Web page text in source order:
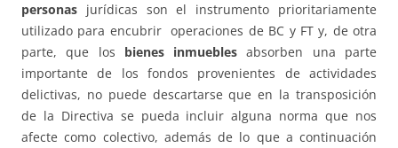
personas jurídicas son el instrumento prioritariamente
utilizado para encubrir operaciones de BC y FT y, de otra
parte, que los bienes inmuebles absorben una parte
importante de los fondos provenientes de actividades
delictivas, no puede descartarse que en la transposición
de la Directiva se pueda incluir alguna norma que nos
afecte como colectivo, además de lo que a continuación